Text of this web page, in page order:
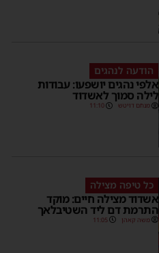
הודעה לנהגים
אלפי נהגים יושפעו: עבודות
לילה סמוך לאשדוד
מנחם דויטש 11:10
כל טיפה מצילה
אשדוד מצילה חיים: מוקד
התרמת דם ליד השטיבלאך
משה קאהן 11:05